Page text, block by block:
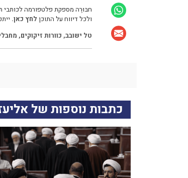
חבּוּרֶה מספקת פלטפורמה לכותבי
ולכל דיווח על התוכן לחץ כאן.
טל ישובב, כוורות זיקוקים,
כתבות נוספות של